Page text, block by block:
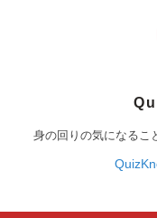
身の回りの気になるこ